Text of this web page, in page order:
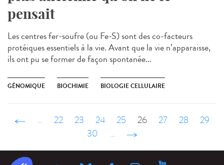
pensait
Les centres fer-soufre (ou Fe-S) sont des co-facteurs
protéiques essentiels à la vie. Avant que la vie n’apparaisse,
ils ont pu se former de façon spontanée...
GÉNOMIQUE BIOCHIMIE BIOLOGIE CELLULAIRE
‹ précédent
… 22 23 24 25 26 27 28
29
30
… suivant ›